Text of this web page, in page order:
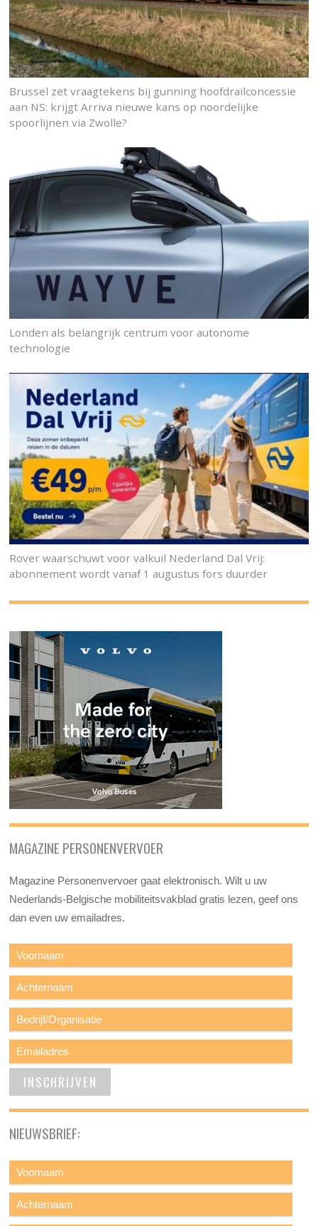
Brussel zet vraagtekens bij gunning hoofdrailconcessie
aan NS: krijgt Arriva nieuwe kans op noordelijke
spoorlijnen via Zwolle?
Londen als belangrijk centrum voor autonome
technologie
Rover waarschuwt voor valkuil Nederland Dal Vrij:
abonnement wordt vanaf 1 augustus fors duurder
MAGAZINE PERSONENVERVOER
Magazine Personenvervoer gaat elektronisch. Wilt u uw
Nederlands-Belgische mobiliteitsvakblad gratis lezen, geef ons
dan even uw emailadres.
NIEUWSBRIEF: